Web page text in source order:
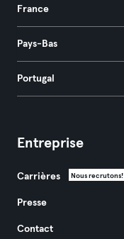
France
Pays-Bas
Portugal
Entreprise
Carrières Nous recrutons!
Presse
Contact